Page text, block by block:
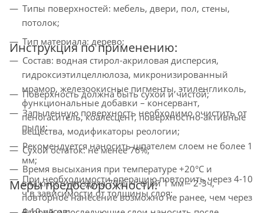
Типы поверхностей: мебель, двери, пол, стены,
потолок;
Тип материала: дерево;
Состав: водная стирол-акриловая дисперсия,
гидроксиэтилцеллюлоза, микронизированный
мрамор, железоокисные пигменты, этиленгликоль,
функциональные добавки – консервант,
пеногаситель, коалесцент, поверхностно-активные
вещества, модификаторы реологии;
Сухой остаток: не менее 76%;
Время высыхания при температуре +20°С и
влажности воздуха 70%, ч: слой 1 мм – 2-3ч,
повторное нанесение возможно не ранее, чем через
Инструкция по применению:
Поверхность должна быть сухой и чистой;
Запыленную поверхность необходимо очистить от
пыли;
Рекомендуется наносить шпателем слоем не более 1
мм;
При необходимости операцию повторить через 4-10
ч в зависимости от толщины слоя;
Меры предосторожности: